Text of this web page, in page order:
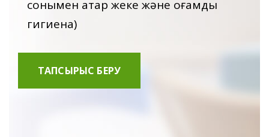
сонымен қатар жеке және қоғамдық
гигиена)
ТАПСЫРЫС БЕРУ